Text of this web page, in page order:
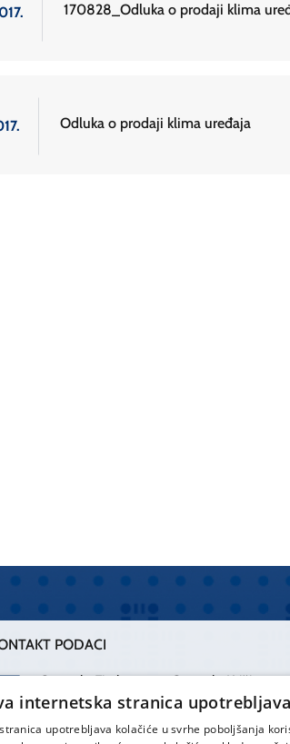
170828_Odluka o prodaji klima
Odluka o prodaji klima uređaja
PODACI
Centrala Firule
021 556 111
Centrala Križine
021 557 111
internetska stranica
upotrebljava kolačiće u svrhe poboljšanja